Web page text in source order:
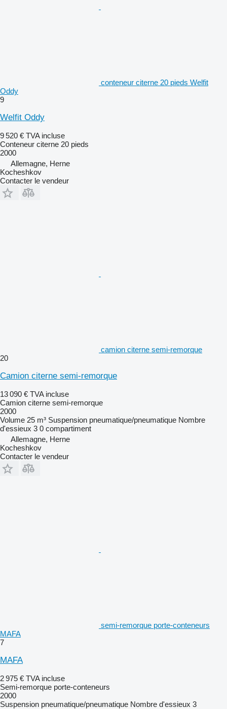
conteneur citerne 20 pieds Welfit
Oddy
9
Welfit Oddy
9 520 € TVA incluse
Conteneur citerne 20 pieds
2000
Allemagne, Herne
Kocheshkov
Contacter le vendeur
camion citerne semi-remorque
20
Camion citerne semi-remorque
13 090 € TVA incluse
Camion citerne semi-remorque
2000
Volume 25 m³ Suspension pneumatique/pneumatique Nombre
d'essieux 3 0 compartiment
Allemagne, Herne
Kocheshkov
Contacter le vendeur
semi-remorque porte-conteneurs
MAFA
7
MAFA
2 975 € TVA incluse
Semi-remorque porte-conteneurs
2000
Suspension pneumatique/pneumatique Nombre d'essieux 3